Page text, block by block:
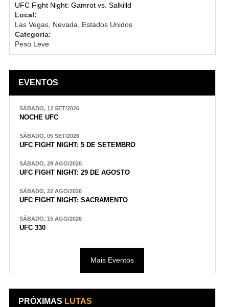
UFC Fight Night: Gamrot vs. Salkilld
Local:
Las Vegas, Nevada, Estados Unidos
Categoria:
Peso Leve
EVENTOS
SÁBADO, 12 SET/2026
NOCHE UFC
SÁBADO, 05 SET/2026
UFC FIGHT NIGHT: 5 DE SETEMBRO
SÁBADO, 29 AGO/2026
UFC FIGHT NIGHT: 29 DE AGOSTO
SÁBADO, 22 AGO/2026
UFC FIGHT NIGHT: SACRAMENTO
SÁBADO, 15 AGO/2026
UFC 330
Mais Eventos
PRÓXIMAS LUTAS